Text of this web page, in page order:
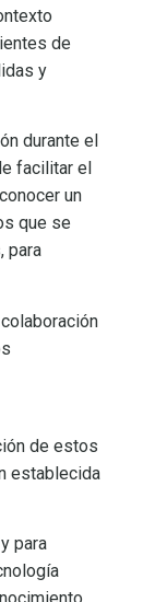
de
y
durante el
facilitar el
un
que se
para
de estos
establecida
para